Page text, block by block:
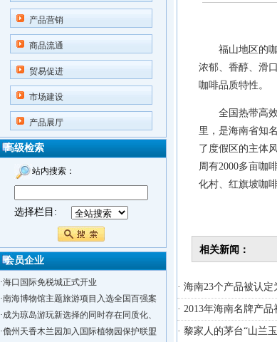
产品营销
商品流通
贸易促进
市场建设
产品展厅
高级检索
站内搜索：
选择栏目:
会员企业
·海口国际免税城正式开业
·南海博物馆主题旅游项目入选全国百强案
·成为琼岛游玩新选择的同时存在同质化、
·儋州天香木兰园加入国际植物园保护联盟
福山地区的咖
浓郁、香醇、滑
咖啡品质特性。
全国热带高效
里，是海南省知
了度假区的主体
周有2000多亩咖
化村、红旗坡咖
相关新闻：
· 海南23个产品被认
· 2013年海南名牌产
· 黎家人的茅台“山兰